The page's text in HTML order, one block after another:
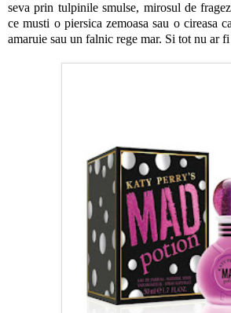
seva prin tulpinile smulse, mirosul de
ce musti o piersica zemoasa sau o cireasa
amaruie sau un falnic rege mar. Si tot nu ar